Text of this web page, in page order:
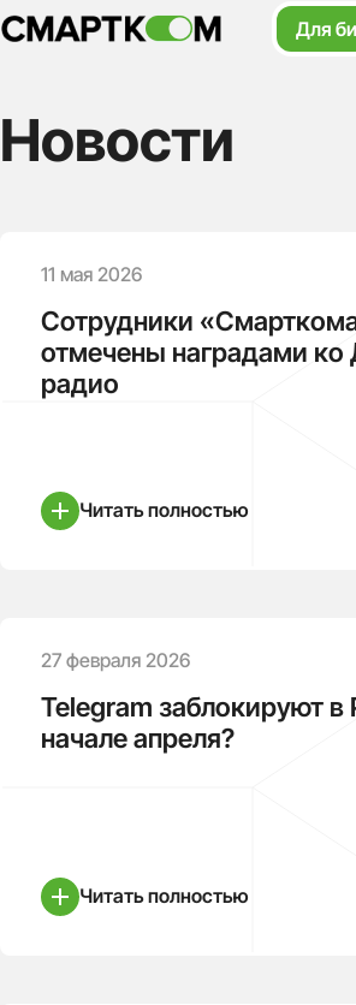
Для
Новости
11 мая 2026
Сотрудники
отмечены наградами ко
радио
Читать полностью
27 февраля 2026
Telegram заблокируют в
начале апреля?
Читать полностью